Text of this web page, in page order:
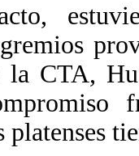
la CTA,
platenses